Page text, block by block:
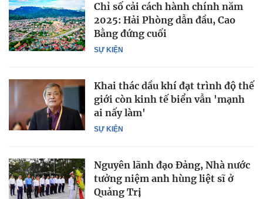
SỰ KIỆN
Chỉ số cải cách hành chính năm
2025: Hải Phòng dẫn đầu, Cao
Bằng đứng cuối
SỰ KIỆN
Khai thác dầu khí đạt trình độ thế
giới còn kinh tế biển vẫn 'mạnh
ai nấy làm'
Nguyên lãnh đạo Đảng, Nhà nước
tưởng niệm anh hùng liệt sĩ ở
Quảng Trị